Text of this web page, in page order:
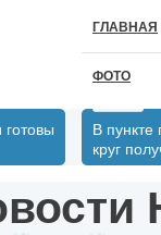
ГЛАВНАЯ
ФОТО
В пункте
круг